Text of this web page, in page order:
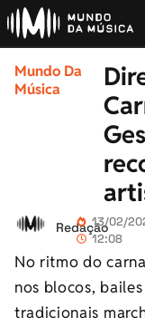
Mundo Da
Música
Redação13/02/
12:08
No ritmo do
nos blocos,
tradicionais